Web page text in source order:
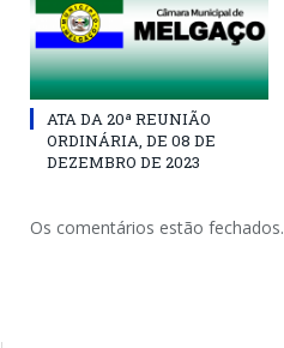
ATA DA 20ª REUNIÃO
ORDINÁRIA, DE 08 DE
DEZEMBRO DE 2023
Os comentários estão fechados.